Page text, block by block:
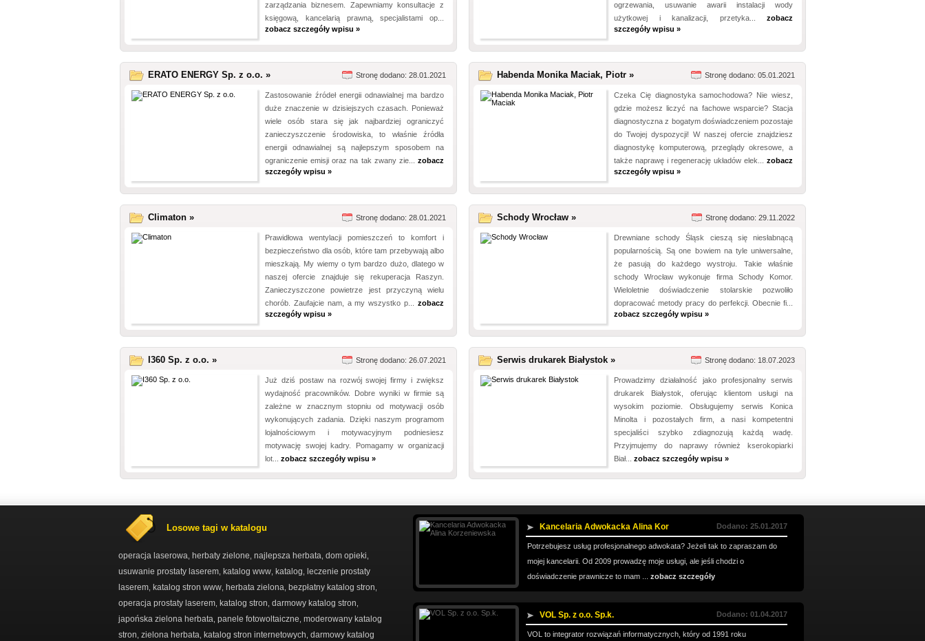
zarządzania biznesem. Zapewniamy konsultacje z
księgową, kancelarią prawną, specjalistami op...
zobacz szczegóły wpisu »
ogrzewania, usuwanie awarii instalacji wody
użytkowej i kanalizacji, przetyka... zobacz
szczegóły wpisu »
ERATO ENERGY Sp. z o.o. » Stronę dodano: 28.01.2021
Zastosowanie źródeł energii odnawialnej ma bardzo
duże znaczenie w dzisiejszych czasach. Ponieważ
wiele osób stara się jak najbardziej ograniczyć
zanieczyszczenie środowiska, to właśnie źródła
energii odnawialnej są najlepszym sposobem na
ograniczenie emisji oraz na tak zwany zie... zobacz
szczegóły wpisu »
Habenda Monika Maciak, Piotr » Stronę dodano: 05.01.2021
Czeka Cię diagnostyka samochodowa? Nie wiesz,
gdzie możesz liczyć na fachowe wsparcie? Stacja
diagnostyczna z bogatym doświadczeniem pozostaje
do Twojej dyspozycji! W naszej ofercie znajdziesz
diagnostykę komputerową, przeglądy okresowe, a
także naprawę i regenerację układów elek... zobacz
szczegóły wpisu »
Climaton » Stronę dodano: 28.01.2021
Prawidłowa wentylacji pomieszczeń to komfort i
bezpieczeństwo dla osób, które tam przebywają albo
mieszkają. My wiemy o tym bardzo dużo, dlatego w
naszej ofercie znajduje się rekuperacja Raszyn.
Zanieczyszczone powietrze jest przyczyną wielu
chorób. Zaufajcie nam, a my wszystko p... zobacz
szczegóły wpisu »
Schody Wrocław » Stronę dodano: 29.11.2022
Drewniane schody Śląsk cieszą się niesłabnącą
popularnością. Są one bowiem na tyle uniwersalne,
że pasują do każdego wystroju. Takie właśnie
schody Wrocław wykonuje firma Schody Komor.
Wieloletnie doświadczenie stolarskie pozwoliło
dopracować metody pracy do perfekcji. Obecnie fi...
zobacz szczegóły wpisu »
I360 Sp. z o.o. » Stronę dodano: 26.07.2021
Już dziś postaw na rozwój swojej firmy i zwiększ
wydajność pracowników. Dobre wyniki w firmie są
zależne w znacznym stopniu od motywacji osób
wykonujących zadania. Dzięki naszym programom
lojalnościowym i motywacyjnym podniesiesz
motywację swojej kadry. Pomagamy w organizacji
lot... zobacz szczegóły wpisu »
Serwis drukarek Białystok » Stronę dodano: 18.07.2023
Prowadzimy działalność jako profesjonalny serwis
drukarek Białystok, oferując klientom usługi na
wysokim poziomie. Obsługujemy serwis Konica
Minolta i pozostałych firm, a nasi kompetentni
specjaliści szybko zdiagnozują każdą wadę.
Przyjmujemy do naprawy również kserokopiarki
Biał... zobacz szczegóły wpisu »
Losowe tagi w katalogu
operacja laserowa herbaty zielone najlepsza herbata dom opieki
usuwanie prostaty laserem katalog www katalog
leczenie prostaty
laserem katalog stron www herbata zielona bezpłatny katalog stron
operacja prostaty laserem katalog stron darmowy katalog stron
japońska zielona herbata panele fotowoltaiczne moderowany katalog
stron zielona herbata katalog stron internetowych darmowy katalog
Kancelaria Adwokacka Alina Kor Dodano: 25.01.2017
Potrzebujesz usług profesjonalnego adwokata? Jeżeli tak to zapraszam do
mojej kancelarii. Od 2009 prowadzę moje usługi, ale jeśli chodzi o
doświadczenie prawnicze to mam ... zobacz szczegóły
VOL Sp. z o.o. Sp.k. Dodano: 01.04.2017
VOL to integrator rozwiązań informatycznych, który od 1991 roku